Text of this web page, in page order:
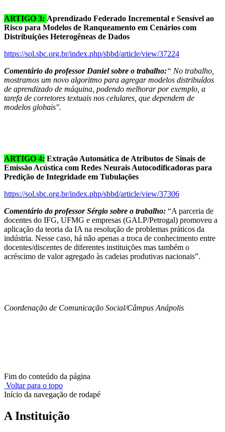
ARTIGO 3: Aprendizado Federado Incremental e Sensível ao
Risco para Modelos de Ranqueamento em Cenários com
Distribuições Heterogêneas de Dados
https://sol.sbc.org.br/index.php/sbbd/article/view/37224
Comentário do professor Daniel sobre o trabalho:“ No trabalho,
mostramos um novo algoritmo para agregar modelos distribuídos
de aprendizado de máquina, podendo melhorar por exemplo, a
tarefa de corretores textuais nos celulares, que dependem de
modelos globais".
ARTIGO 4: Extração Automática de Atributos de Sinais de
Emissão Acústica com Redes Neurais Autocodificadoras para
Predição de Integridade em Tubulações
https://sol.sbc.org.br/index.php/sbbd/article/view/37306
Comentário do professor Sérgio sobre o trabalho: “A parceria de
docentes do IFG, UFMG e empresas (GALP/Petrogal) promoveu a
aplicação da teoria da IA na resolução de problemas práticos da
indústria. Nesse caso, há não apenas a troca de conhecimento entre
docentes/discentes de diferentes instituições mas também o
acréscimo de valor agregado às cadeias produtivas nacionais”.
Coordenação de Comunicação Social/Câmpus Anápolis
Fim do conteúdo da página
Voltar para o topo
Início da navegação de rodapé
A Instituição